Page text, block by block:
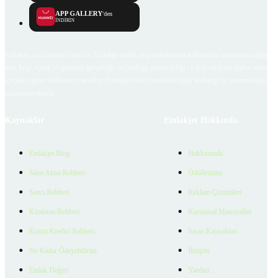
APP GALLERY'den
İNDİRİN
Emlakjet Blog
Satın Alma Rehberi
Satıcı Rehberi
Kiralama Rehberi
Konut Kredisi Rehberi
Ne Kadar Ödeyebilirim
Emlak Değeri
Hakkımızda
Ödüllerimiz
Reklam Çözümleri
Kurumsal Materyaller
İnsan Kaynakları
İletişim
Yardım